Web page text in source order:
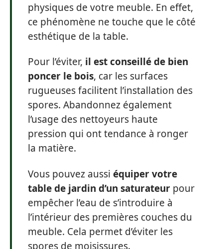
physiques de votre meuble. En effet,
ce phénomène ne touche que le côté
esthétique de la table.
Pour l’éviter, il est conseillé de bien
poncer le bois, car les surfaces
rugueuses facilitent l’installation des
spores. Abandonnez également
l’usage des nettoyeurs haute
pression qui ont tendance à ronger
la matière.
Vous pouvez aussi équiper votre
table de jardin d’un saturateur pour
empêcher l’eau de s’introduire à
l’intérieur des premières couches du
meuble. Cela permet d’éviter les
spores de moisissures.